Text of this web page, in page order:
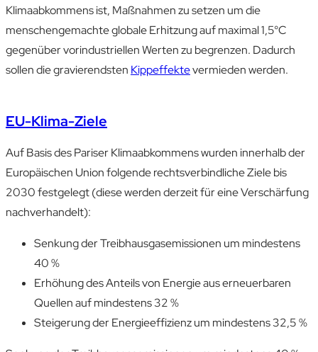
Klimaabkommens ist, Maß­nahmen zu setzen um die
menschen­gemachte globale Erhitzung auf maximal 1,5°C
gegenüber vor­industriellen Werten zu begrenzen. Dadurch
sollen die gravierendsten Kippeffektevermieden werden.
EU-Klima-Ziele
Auf Basis des Pariser Klima­abkommens wurden innerhalb der
Europäischen Union folgende rechts­verbindliche Ziele bis
2030 festgelegt (diese werden derzeit für eine Verschärfung
nach­verhandelt):
Senkung der Treibhausgasemissionen um mindestens
40 % ​
Erhöhung des Anteils von Energie aus erneuerbaren
Quellen auf mindestens 32 %​
Steigerung der Energieeffizienz um mindestens 32,5 % ​